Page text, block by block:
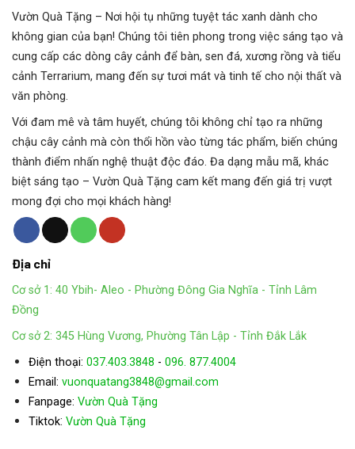
và may mắn
Thắt bím tượng trưng cho sự liên kết chặt chẽ, đoàn kết
và ổn định trong công việc, gia đình.
Rất phù hợp với người mệnh
chọn làm câytặng khai trương, tân gia, mừng sinh nhật,
thăng chức…
4. CÔNG DỤNG
Trang trí không gian:
nội thất, văn phòng, phòng khách, quán cà phê…
Thanh lọc không khí:
độc, mang lại môi trường sống trong lành.
Mang lại sự thư giãn:
Màu xanh lá cây dịu nhẹ giúp giảm
5. VỊ TRÍ ĐẶT CÂY PHÙ HỢP
Bàn làm việc, quầy lễ tân
Vườn Quà Tặng – Nơi hội tụ những tuyệt tác xanh dành cho
không gian của bạn! Chúng tôi tiên phong trong việc sáng tạo và
cung cấp các dòng cây cảnh để bàn, sen đá, xương rồng và tiểu
cảnh Terrarium, mang đến sự tươi mát và tinh tế cho nội thất và
văn phòng.
Với đam mê và tâm huyết, chúng tôi không chỉ tạo ra những
chậu cây cảnh mà còn thổi hồn vào từng tác phẩm, biến chúng
thành điểm nhấn nghệ thuật độc đáo. Đa dạng mẫu mã, khác
biệt sáng tạo – Vườn Quà Tặng cam kết mang đến giá trị vượt
mong đợi cho mọi khách hàng!
Địa chỉ
Cơ sở 1: 40 Ybih- Aleo - Phường Đông Gia Nghĩa - Tỉnh Lâm
Đồng
Cơ sở 2: 345 Hùng Vương, Phường Tân Lập - Tỉnh Đắk Lắk
Điện thoại: 037.403.3848 - 096. 877.4004
Email: vuonquatang3848@gmail.com
Fanpage: Vườn Quà Tặng
Tiktok: Vườn Quà Tặng